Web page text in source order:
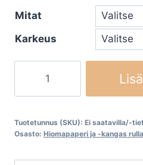
€4,34
Mitat
Karkeus
93mm
5m/115mm
Tuotetunnus (SKU): Ei saatavilla/-
Osasto: Hiomapaperi ja -kangas